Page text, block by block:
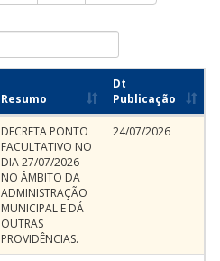
Resumo
Dt
Publicação
DECRETA PONTO
FACULTATIVO NO
DIA 27/07/2026
NO ÂMBITO DA
ADMINISTRAÇÃO
MUNICIPAL E DÁ
OUTRAS
PROVIDÊNCIAS.
24/07/2026